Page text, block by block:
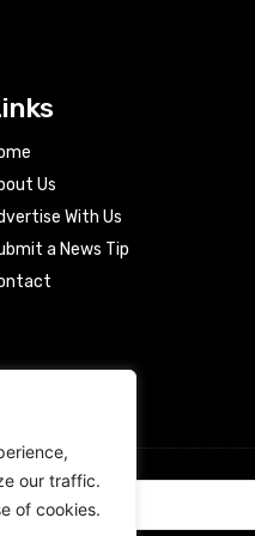
our traffic.
of cookies.
Us
With Us
a News Tip